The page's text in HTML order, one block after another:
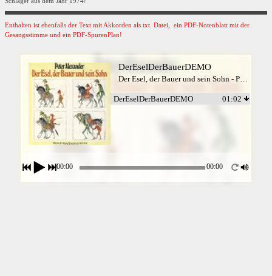
Enthalten ist ebenfalls der Text mit Akkorden als txt. Datei, ein PDF-Notenblatt mit der
Gesangsstimme und ein PDF-SpurenPlan!
DerEselDerBauerDEMO
Der Esel, der Bauer und sein Sohn - Peter Alexander
DerEselDerBauerDEMO 01:02
00:00 00:00